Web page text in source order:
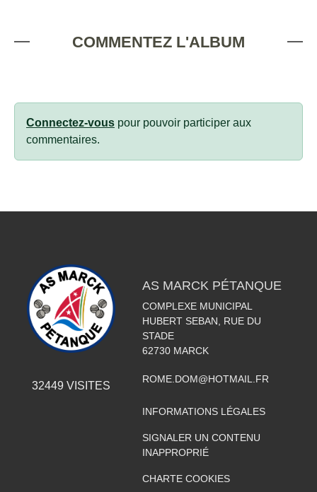
COMMENTEZ L'ALBUM
Connectez-vous pour pouvoir participer aux
commentaires.
32449 VISITES
AS MARCK PÉTANQUE
COMPLEXE MUNICIPAL
HUBERT SEBAN, RUE DU
STADE
62730 MARCK
ROME.DOM@HOTMAIL.FR
INFORMATIONS LÉGALES
SIGNALER UN CONTENU
INAPPROPRIÉ
CHARTE COOKIES